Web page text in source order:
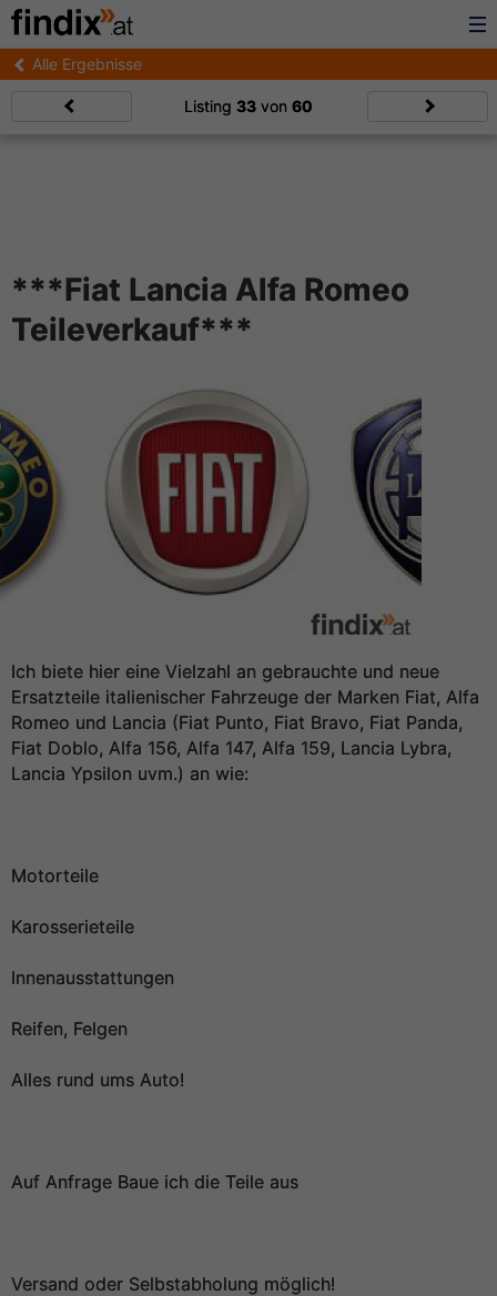
Alle Ergebnisse
Listing 33 von 60
***Fiat Lancia Alfa Romeo
Teileverkauf***
Ich biete hier eine Vielzahl an gebrauchte und neue
Ersatzteile italienischer Fahrzeuge der Marken Fiat, Alfa
Romeo und Lancia (Fiat Punto, Fiat Bravo, Fiat Panda,
Fiat Doblo, Alfa 156, Alfa 147, Alfa 159, Lancia Lybra,
Lancia Ypsilon uvm.) an wie:
Motorteile
Karosserieteile
Innenausstattungen
Reifen, Felgen
Alles rund ums Auto!
Auf Anfrage Baue ich die Teile aus
Versand oder Selbstabholung möglich!